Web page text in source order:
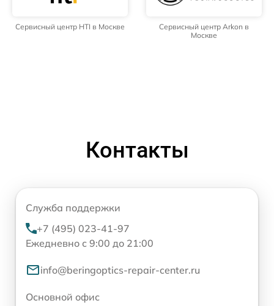
Сервисный центр HTI в Москве
Сервисный центр Arkon в
Москве
Контакты
Служба поддержки
+7 (495) 023-41-97
Ежедневно с 9:00 до 21:00
info@beringoptics-repair-center.ru
Основной офис